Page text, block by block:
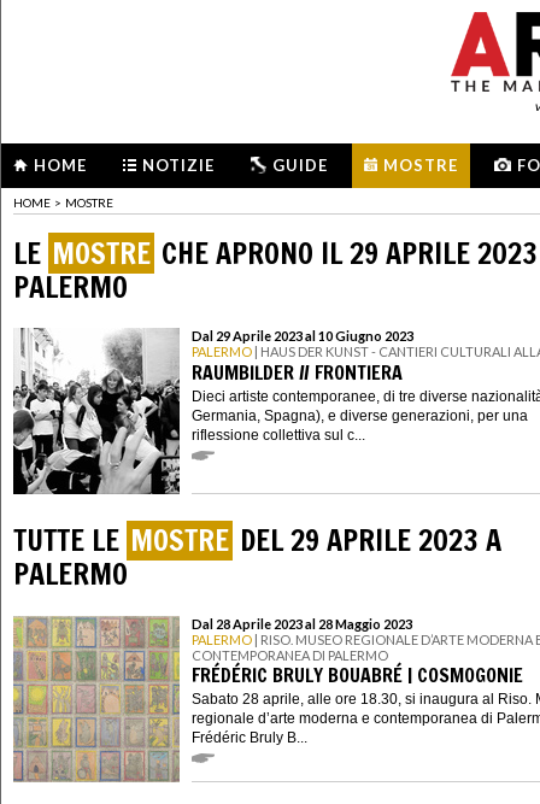
HOME NOTIZIE GUIDE MOSTRE
HOME > MOSTRE
LE MOSTRE CHE APRONO IL 29 APRILE
PALERMO
Dal 29 Aprile 2023 al 10 Giugno 2023
PALERMO | HAUS DER KUNST - CANTIERI CULTURALI
RAUMBILDER // FRONTIERA
Dieci artiste contemporanee, di tre diverse
Germania, Spagna), e diverse generazioni, per una
riflessione collettiva sul c...
TUTTE LE MOSTRE DEL 29 APRILE 2023 A
PALERMO
Dal 28 Aprile 2023 al 28 Maggio 2023
PALERMO | RISO. MUSEO REGIONALE D’ARTE MODERNA
CONTEMPORANEA DI PALERMO
FRÉDÉRIC BRULY BOUABRÉ | COSMOGONIE
Sabato 28 aprile, alle ore 18.30, si inaugura al Riso.
regionale d’arte moderna e contemporanea di
Frédéric Bruly B...